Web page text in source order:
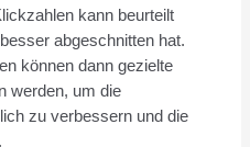
kann beurteilt
abgeschnitten hat.
können dann gezielte
werden, um die
zu verbessern und die